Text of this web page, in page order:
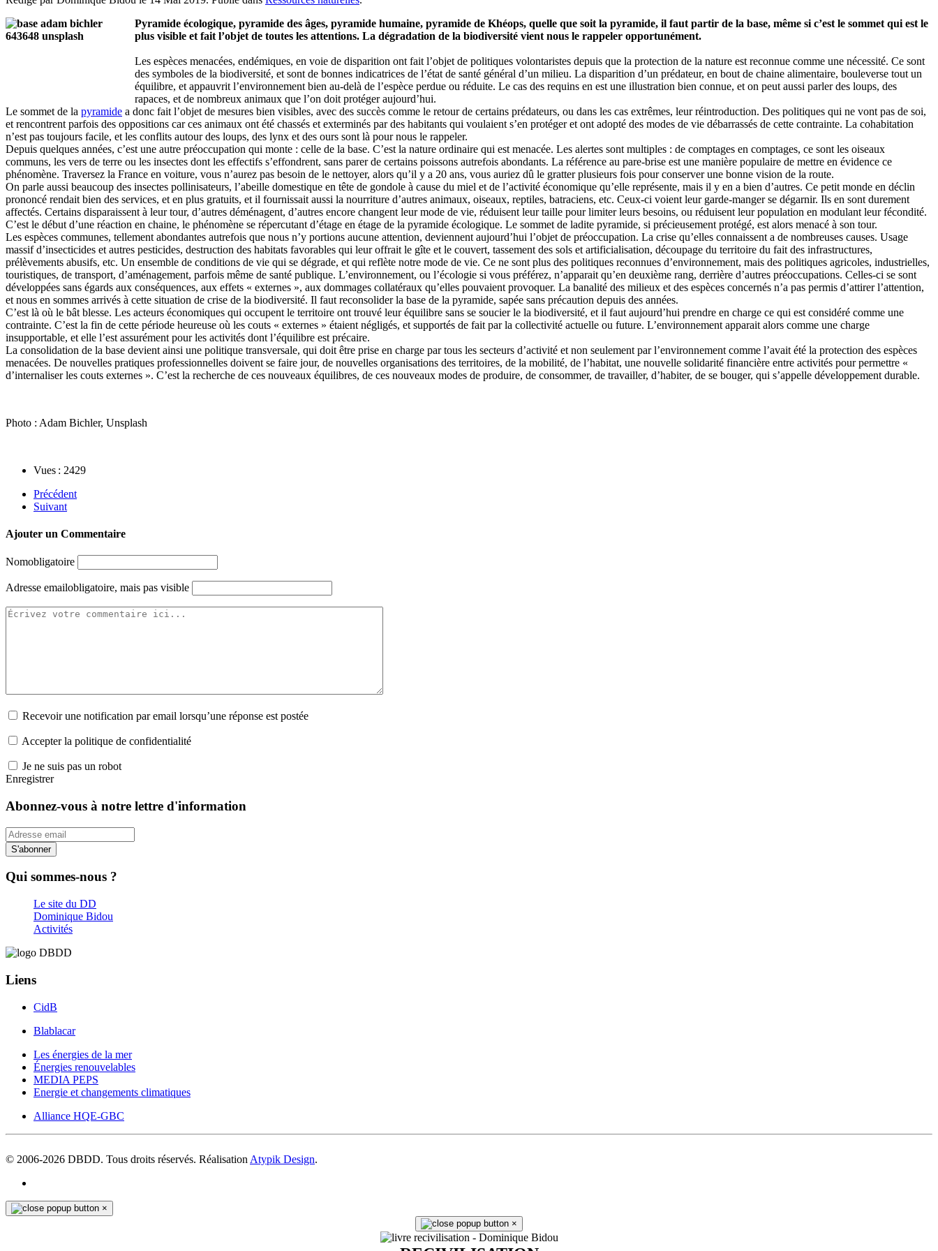
Pyramide écologique, pyramide des âges, pyramide humaine, pyramide de Khéops, quelle que soit la pyramide, il faut partir de la base, même si c’est le sommet qui est le
plus visible et fait l’objet de toutes les attentions. La dégradation de la biodiversité vient nous le rappeler opportunément.
Les espèces menacées, endémiques, en voie de disparition ont fait l’objet de politiques volontaristes depuis que la protection de la nature est reconnue comme une nécessité. Ce sont
des symboles de la biodiversité, et sont de bonnes indicatrices de l’état de santé général d’un milieu. La disparition d’un prédateur, en bout de chaine alimentaire, bouleverse tout un
équilibre, et appauvrit l’environnement bien au-delà de l’espèce perdue ou réduite. Le cas des requins en est une illustration bien connue, et on peut aussi parler des loups, des
rapaces, et de nombreux animaux que l’on doit protéger aujourd’hui.
Le sommet de la pyramide a donc fait l’objet de mesures bien visibles, avec des succès comme le retour de certains prédateurs, ou dans les cas extrêmes, leur réintroduction. Des politiques qui ne vont pas de soi,
et rencontrent parfois des oppositions car ces animaux ont été chassés et exterminés par des habitants qui voulaient s’en protéger et ont adopté des modes de vie débarrassés de cette contrainte. La cohabitation
n’est pas toujours facile, et les conflits autour des loups, des lynx et des ours sont là pour nous le rappeler.
Depuis quelques années, c’est une autre préoccupation qui monte : celle de la base. C’est la nature ordinaire qui est menacée. Les alertes sont multiples : de comptages en comptages, ce sont les oiseaux
communs, les vers de terre ou les insectes dont les effectifs s’effondrent, sans parer de certains poissons autrefois abondants. La référence au pare-brise est une manière populaire de mettre en évidence ce
phénomène. Traversez la France en voiture, vous n’aurez pas besoin de le nettoyer, alors qu’il y a 20 ans, vous auriez dû le gratter plusieurs fois pour conserver une bonne vision de la route.
On parle aussi beaucoup des insectes pollinisateurs, l’abeille domestique en tête de gondole à cause du miel et de l’activité économique qu’elle représente, mais il y en a bien d’autres. Ce petit monde en déclin
prononcé rendait bien des services, et en plus gratuits, et il fournissait aussi la nourriture d’autres animaux, oiseaux, reptiles, batraciens, etc. Ceux-ci voient leur garde-manger se dégarnir. Ils en sont durement
affectés. Certains disparaissent à leur tour, d’autres déménagent, d’autres encore changent leur mode de vie, réduisent leur taille pour limiter leurs besoins, ou réduisent leur population en modulant leur fécondité.
C’est le début d’une réaction en chaine, le phénomène se répercutant d’étage en étage de la pyramide écologique. Le sommet de ladite pyramide, si précieusement protégé, est alors menacé à son tour.
Les espèces communes, tellement abondantes autrefois que nous n’y portions aucune attention, deviennent aujourd’hui l’objet de préoccupation. La crise qu’elles connaissent a de nombreuses causes. Usage
massif d’insecticides et autres pesticides, destruction des habitats favorables qui leur offrait le gîte et le couvert, tassement des sols et artificialisation, découpage du territoire du fait des infrastructures,
prélèvements abusifs, etc. Un ensemble de conditions de vie qui se dégrade, et qui reflète notre mode de vie. Ce ne sont plus des politiques reconnues d’environnement, mais des politiques agricoles, industrielles,
touristiques, de transport, d’aménagement, parfois même de santé publique. L’environnement, ou l’écologie si vous préférez, n’apparait qu’en deuxième rang, derrière d’autres préoccupations. Celles-ci se sont
développées sans égards aux conséquences, aux effets « externes », aux dommages collatéraux qu’elles pouvaient provoquer. La banalité des milieux et des espèces concernés n’a pas permis d’attirer l’attention,
et nous en sommes arrivés à cette situation de crise de la biodiversité. Il faut reconsolider la base de la pyramide, sapée sans précaution depuis des années.
C’est là où le bât blesse. Les acteurs économiques qui occupent le territoire ont trouvé leur équilibre sans se soucier le la biodiversité, et il faut aujourd’hui prendre en charge ce qui est considéré comme une
contrainte. C’est la fin de cette période heureuse où les couts « externes » étaient négligés, et supportés de fait par la collectivité actuelle ou future. L’environnement apparait alors comme une charge
insupportable, et elle l’est assurément pour les activités dont l’équilibre est précaire.
La consolidation de la base devient ainsi une politique transversale, qui doit être prise en charge par tous les secteurs d’activité et non seulement par l’environnement comme l’avait été la protection des espèces
menacées. De nouvelles pratiques professionnelles doivent se faire jour, de nouvelles organisations des territoires, de la mobilité, de l’habitat, une nouvelle solidarité financière entre activités pour permettre «
d’internaliser les couts externes ». C’est la recherche de ces nouveaux équilibres, de ces nouveaux modes de produire, de consommer, de travailler, d’habiter, de se bouger, qui s’appelle développement durable.
Photo : Adam Bichler, Unsplash
Vues : 2429
Précédent
Suivant
Ajouter un Commentaire
Nomobligatoire
Adresse emailobligatoire, mais pas visible
Recevoir une notification par email lorsqu’une réponse est postée
Accepter la politique de confidentialité
Je ne suis pas un robot
Enregistrer
Abonnez-vous à notre lettre d'information
S'abonner
Qui sommes-nous ?
Le site du DD
Dominique Bidou
Activités
Liens
CidB
Blablacar
Les énergies de la mer
Énergies renouvelables
MEDIA PEPS
Energie et changements climatiques
Alliance HQE-GBC
© 2006-2026 DBDD. Tous droits réservés. Réalisation Atypik Design.
×
×